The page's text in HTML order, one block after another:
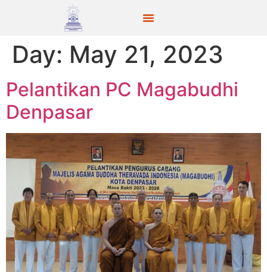
Day: May 21, 2023
Pelantikan PC Magabudhi
Denpasar